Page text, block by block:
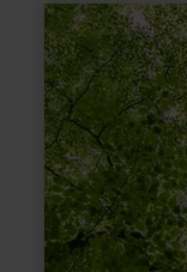
mehr
erfahren
zu:
Waldretter-
Trail
|
Ein
Hauch
von
Urwald